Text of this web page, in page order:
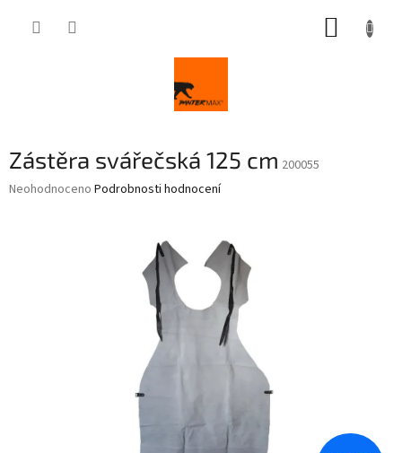
Zástěra svářečská 125 cm 200055
Průměrné
Neohodnoceno Podrobnosti hodnocení